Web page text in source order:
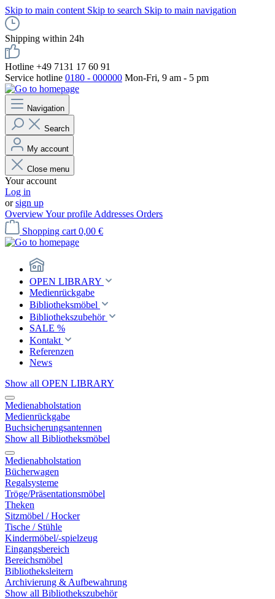
Skip to main content Skip to search Skip to main navigation
Shipping within 24h
Hotline +49 7131 17 60 91
Service hotline 0180 - 000000 Mon-Fri, 9 am - 5 pm
Navigation
Search
My account
Close menu
Your account
Log in
orsign up
OverviewYour profile Addresses Orders
Shopping cart 0,00 €
OPEN LIBRARY
Medienrückgabe
Bibliotheksmöbel
Bibliothekszubehör
SALE %
Kontakt
Referenzen
News
Show all OPEN LIBRARY
Medienabholstation
Medienrückgabe
Buchsicherungsantennen
Show all Bibliotheksmöbel
Medienabholstation
Bücherwagen
Regalsysteme
Tröge/Präsentationsmöbel
Theken
Sitzmöbel / Hocker
Tische / Stühle
Kindermöbel/-spielzeug
Eingangsbereich
Bereichsmöbel
Bibliotheksleitern
Archivierung & Aufbewahrung
Show all Bibliothekszubehör